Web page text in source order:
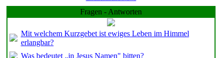
Fragen - Antworten
Mit welchem Kurzgebet ist ewiges Leben im Himmel
erlangbar?
Was bedeutet „in Jesus Namen" bitten?